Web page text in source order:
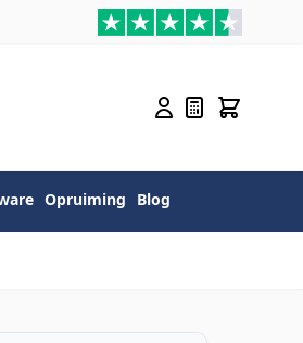
Opruiming Blog